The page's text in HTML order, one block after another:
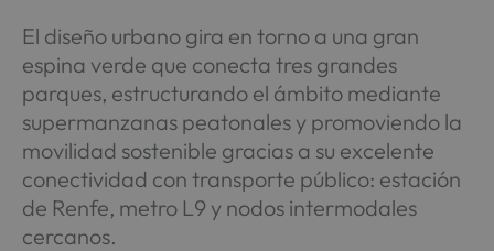
El diseño urbano gira en torno a una gran
espina verde que conecta tres grandes
parques, estructurando el ámbito mediante
supermanzanas peatonales y promoviendo la
movilidad sostenible gracias a su excelente
conectividad con transporte público: estación
de Renfe, metro L9 y nodos intermodales
cercanos.